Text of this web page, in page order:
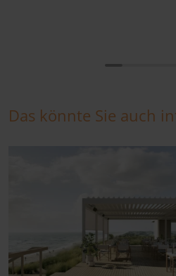
Das könnte Sie auch